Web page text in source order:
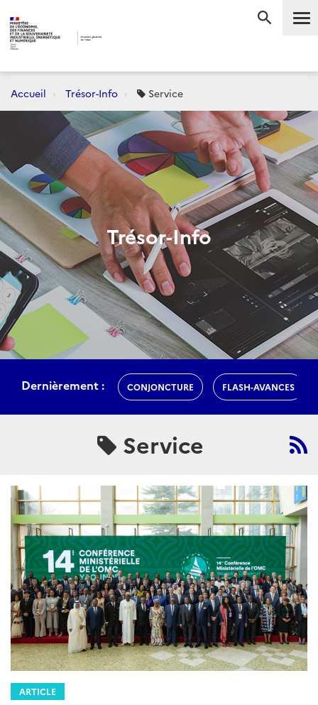
Accueil Trésor-Info Service
Trésor-Info
Dernièrement : CONJONCTURE FLASH-AVANCES
Service
ARTICLE